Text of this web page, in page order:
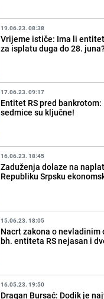
19.06.23. 08:38
Vrijeme ističe: Ima li
za isplatu duga do 28.
17.06.23. 09:17
Entitet RS pred
sedmice su ključne!
16.06.23. 18:45
Zaduženja dolaze na
Republiku Srpsku
15.06.23. 18:05
Nacrt zakona o
bh. entiteta RS nejasan i
16.05.23. 19:50
Dragan Bursać: Dodik je